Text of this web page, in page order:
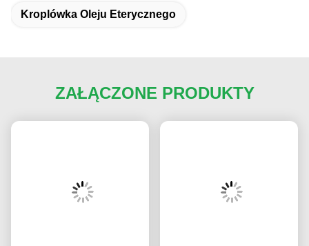
Kroplówka Oleju Eterycznego
ZAŁĄCZONE PRODUKTY